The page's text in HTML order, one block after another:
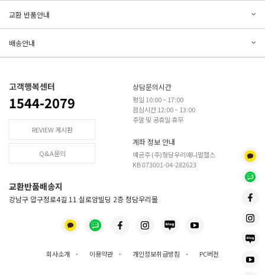
교환 반품안내
배송안내
고객행복센터
1544-2079
REVIEW 게시판
Q&A문의
상담문의시간
평일 10:00 ~ 17:00
점심시간 12:00 ~ 13:00
주말 및 공휴일 휴무
계좌 정보 안내
예금주 (주)청담우리애니멀헬스
KB 073001-04-282623
교환반품배송지
강남구 압구정로4길 11 실로암빌딩 2층 청담우리몰
회사소개 · 이용약관 · 개인정보취급방침 · PC버전